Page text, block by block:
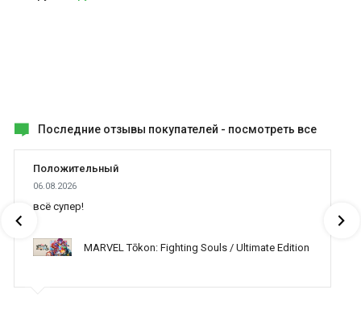
Последние отзывы покупателей - посмотреть все
Положительный
06.08.2026
всё супер!
MARVEL Tōkon: Fighting Souls / Ultimate Edition